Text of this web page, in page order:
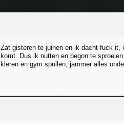
Zat gisteren te juinen en ik dacht fuck it,
komt. Dus ik nutten en begon te
kleren en gym spullen, jammer alles